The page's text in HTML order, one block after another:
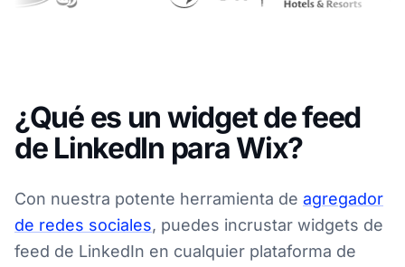
¿Qué es un widget de feed
de LinkedIn para Wix?
Con nuestra potente herramienta de agregador
de redes sociales, puedes incrustar widgets de
feed de LinkedIn en cualquier plataforma de